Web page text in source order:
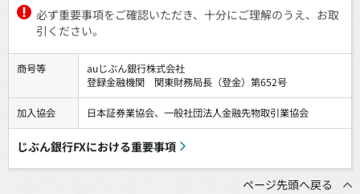
必ず重要事項をご確認いただき、十分にご理解のうえ、お取
引ください。
商号等
auじぶん銀行株式会社
登録金融機関 関東財務局長（登金）第652号
加入協会 日本証券業協会、一般社団法人金融先物取引業協会
じぶん銀行FXにおける重要事項
ページ先頭へ戻る